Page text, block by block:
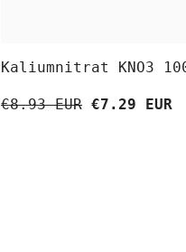
Kaliumnitrat KNO3
€8.93 EUR €7.29 EUR